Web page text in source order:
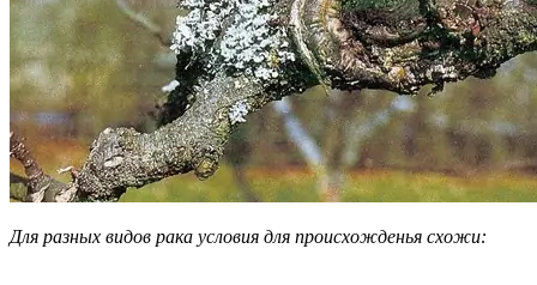
Для разных видов рака условия для происхожденья схожи: